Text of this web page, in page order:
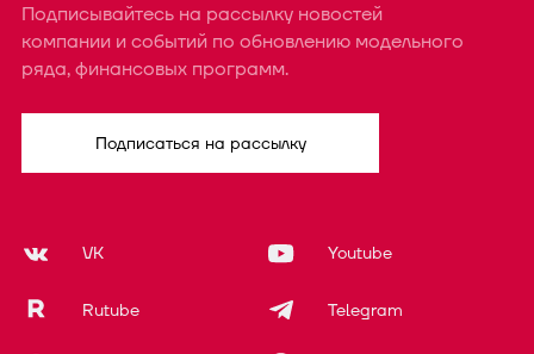
Подписывайтесь на рассылку новостей
компании и событий по обновлению модельного
ряда, финансовых программ.
Подписаться на рассылку
VK Youtube
Rutube Telegram